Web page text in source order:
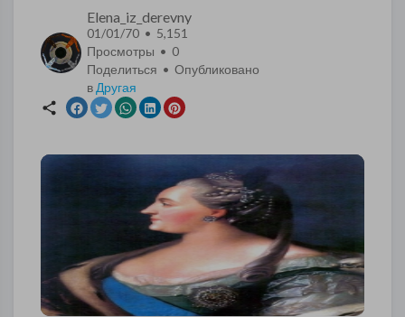
Elena_iz_derevny
01/01/70 • 5,151
Просмотры • 0
Поделиться • Опубликовано
в Другая